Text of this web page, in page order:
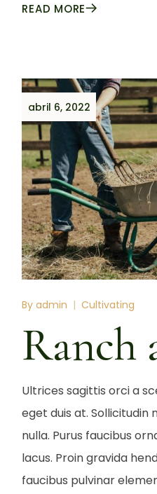
READ MORE
abril 6, 2022
By admin Cultivating
Ranch
Ultrices sagittis orci a
eget duis at.
nulla. Purus faucibus
lacus. Proin gravida
faucibus pulvinar